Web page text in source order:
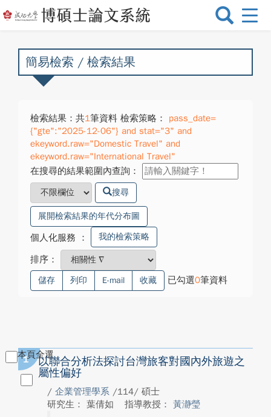
選
換
簡易檢索 / 檢索結果
檢索結果：共1筆資料 檢索策略：
pass_date=
{"gte":"2025-12-06"} and stat="3" and
ekeyword.raw="Domestic Travel" and
ekeyword.raw="International Travel"
在搜尋的結果範圍內查詢：
搜尋
展開檢索結果的年代分布圖
個人化服務 ： 我的檢索策略
排序：
儲存 列印 E-mail 收藏 已勾選0筆資料
本頁全選
1
以聯合分析法探討台灣旅客對國內外旅遊之
屬性偏好
/ 企業管理學系 /114/ 碩士
研究生： 葉倩如
指導教授： 黃瀞瑩